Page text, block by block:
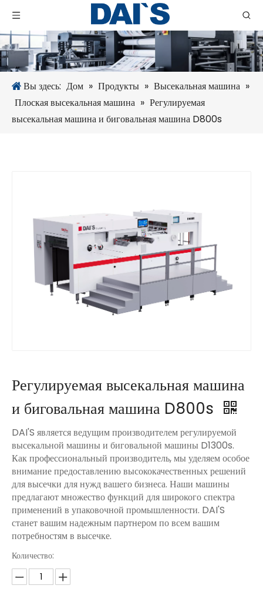
Вы здесь: Дом » Продукты » Высекальная машина »
Плоская высекальная машина » Регулируемая
высекальная машина и биговальная машина D800s
Регулируемая высекальная машина
и биговальная машина D800s
DAI'S является ведущим производителем регулируемой
высекальной машины и биговальной машины D1300s.
Как профессиональный производитель, мы уделяем особое
внимание предоставлению высококачественных решений
для высечки для нужд вашего бизнеса. Наши машины
предлагают множество функций для широкого спектра
применений в упаковочной промышленности. DAI'S
станет вашим надежным партнером по всем вашим
потребностям в высечке.
Количество: